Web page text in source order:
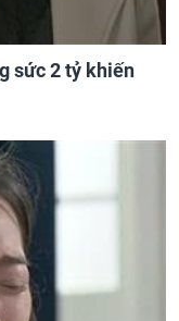
sức 2 tỷ khiến